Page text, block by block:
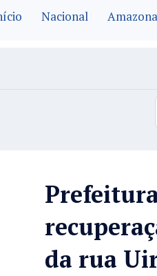
Nacional
da rua